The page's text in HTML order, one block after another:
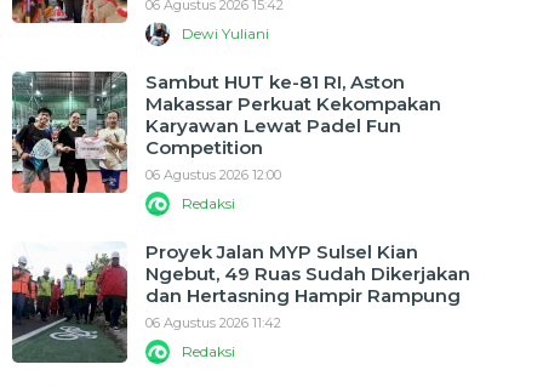
06 Agustus 2026 15:42
Dewi Yuliani
Sambut HUT ke-81 RI, Aston
Makassar Perkuat Kekompakan
Karyawan Lewat Padel Fun
Competition
06 Agustus 2026 12:00
Redaksi
Proyek Jalan MYP Sulsel Kian
Ngebut, 49 Ruas Sudah Dikerjakan
dan Hertasning Hampir Rampung
06 Agustus 2026 11:42
Redaksi